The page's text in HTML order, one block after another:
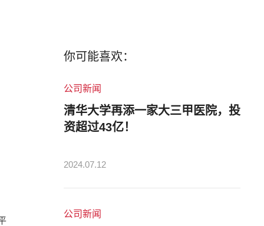
你可能喜欢：
公司新闻
清华大学再添一家大三甲医院，投
资超过43亿！
2024.07.12
公司新闻